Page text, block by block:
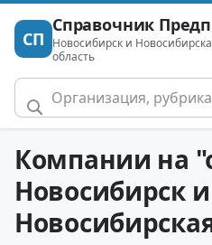
СП
Справочник
Новосибирск и
область
Компании на
Новосибирск и